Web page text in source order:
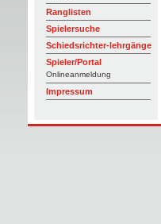
Ranglisten
Spielersuche
Schiedsrichter-lehrgänge
Spieler/Portal
Onlineanmeldung
Impressum